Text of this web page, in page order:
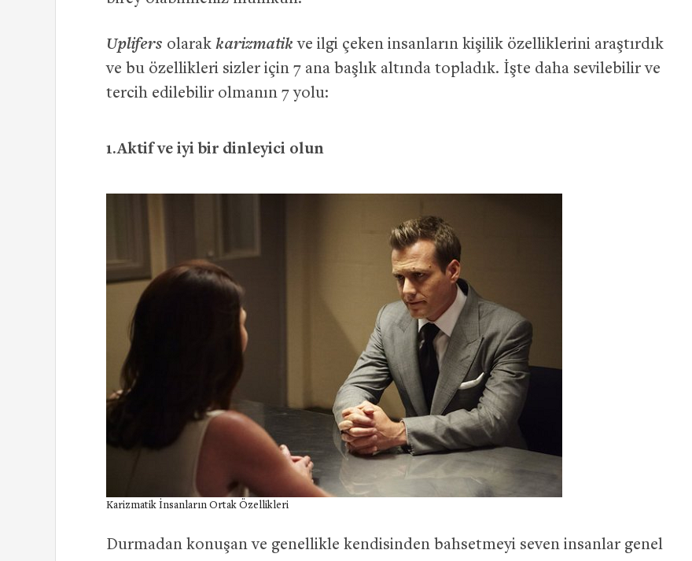
Uplifers olarak karizmatik ve ilgi çeken insanların kişilik özelliklerini araştırdık
ve bu özellikleri sizler için 7 ana başlık altında topladık. İşte daha sevilebilir ve
tercih edilebilir olmanın 7 yolu:
1.Aktif ve iyi bir dinleyici olun
Karizmatik İnsanların Ortak Özellikleri
Durmadan konuşan ve genellikle kendisinden bahsetmeyi seven insanlar genel